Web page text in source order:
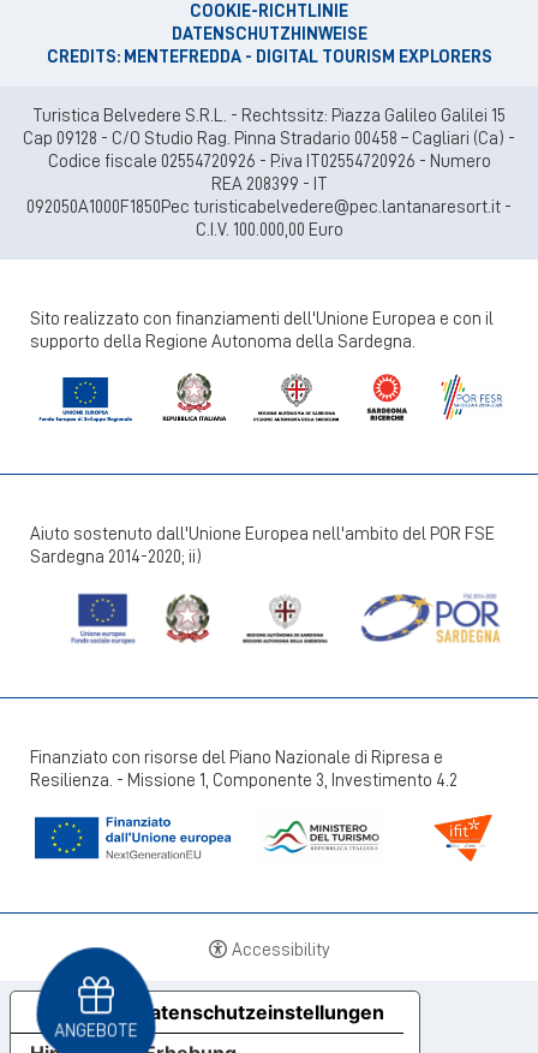
facebook
ANGEBOTE
COOKIE-RICHTLINIE
DATENSCHUTZHINWEISE
CREDITS: MENTEFREDDA - DIGITAL TOURISM EXPLORERS
Turistica Belvedere S.R.L. - Rechtssitz: Piazza Galileo Galilei 15
Cap 09128 - C/O Studio Rag. Pinna Stradario 00458 – Cagliari (Ca) -
Codice fiscale 02554720926 - P.iva IT02554720926 - Numero
REA 208399 - IT
092050A1000F1850Pec turisticabelvedere@pec.lantanaresort.it -
C.I.V. 100.000,00 Euro
Sito realizzato con finanziamenti dell'Unione Europea e con il
supporto della Regione Autonoma della Sardegna.
Aiuto sostenuto dall'Unione Europea nell'ambito del POR FSE
Sardegna 2014-2020; ii)
Finanziato con risorse del Piano Nazionale di Ripresa e
Resilienza. - Missione 1, Componente 3, Investimento 4.2
Accessibility
Ihre Datenschutzeinstellungen